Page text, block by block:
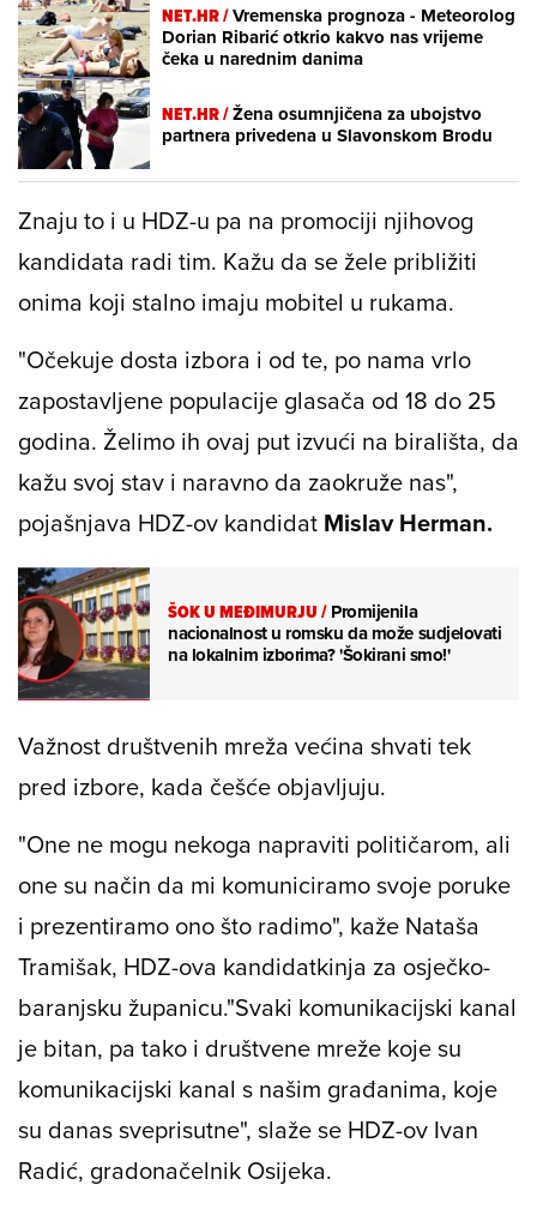
NET.HR /Vremenska prognoza - Meteorolog
Dorian Ribarić otkrio kakvo nas vrijeme
čeka u narednim danima
NET.HR /Žena osumnjičena za ubojstvo
partnera privedena u Slavonskom Brodu
Znaju to i u HDZ-u pa na promociji njihovog
kandidata radi tim. Kažu da se žele približiti
onima koji stalno imaju mobitel u rukama.
"Očekuje dosta izbora i od te, po nama vrlo
zapostavljene populacije glasača od 18 do 25
godina. Želimo ih ovaj put izvući na birališta, da
kažu svoj stav i naravno da zaokruže nas",
pojašnjava HDZ-ov kandidat Mislav Herman.
ŠOK U MEĐIMURJU/Promijenila
nacionalnost u romsku da može sudjelovati
na lokalnim izborima? 'Šokirani smo!'
Važnost društvenih mreža većina shvati tek
pred izbore, kada češće objavljuju.
"One ne mogu nekoga napraviti političarom, ali
one su način da mi komuniciramo svoje poruke
i prezentiramo ono što radimo", kaže Nataša
Tramišak, HDZ-ova kandidatkinja za osječko-
baranjsku županicu."Svaki komunikacijski kanal
je bitan, pa tako i društvene mreže koje su
komunikacijski kanal s našim građanima, koje
su danas sveprisutne", slaže se HDZ-ov Ivan
Radić, gradonačelnik Osijeka.